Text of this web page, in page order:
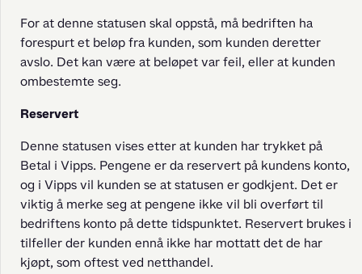
For at denne statusen skal oppstå, må bedriften ha
forespurt et beløp fra kunden, som kunden deretter
avslo. Det kan være at beløpet var feil, eller at kunden
ombestemte seg.
Reservert
Denne statusen vises etter at kunden har trykket på
Betal i Vipps. Pengene er da reservert på kundens konto,
og i Vipps vil kunden se at statusen er godkjent. Det er
viktig å merke seg at pengene ikke vil bli overført til
bedriftens konto på dette tidspunktet. Reservert brukes i
tilfeller der kunden ennå ikke har mottatt det de har
kjøpt, som oftest ved netthandel.